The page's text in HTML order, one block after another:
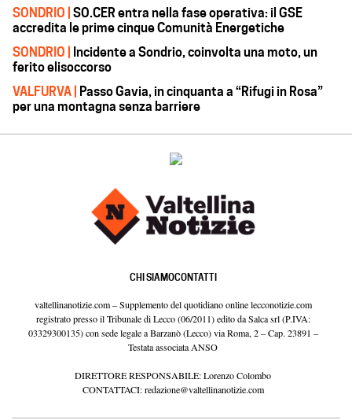
SONDRIO | SO.CER entra nella fase operativa: il GSE
accredita le prime cinque Comunità Energetiche
SONDRIO |
Incidente a Sondrio, coinvolta una moto, un
ferito elisoccorso
VALFURVA |
Passo Gavia, in cinquanta a “Rifugi in Rosa”
per una montagna senza barriere
CHI SIAMOCONTATTI
valtellinanotizie.com – Supplemento del quotidiano online lecconotizie.com
registrato presso il Tribunale di Lecco (06/2011) edito da Salca srl (P.IVA:
03329300135) con sede legale a Barzanò (Lecco) via Roma, 2 – Cap. 23891 –
Testata associata ANSO
DIRETTORE RESPONSABILE: Lorenzo Colombo
CONTATTACI:redazione@valtellinanotizie.com